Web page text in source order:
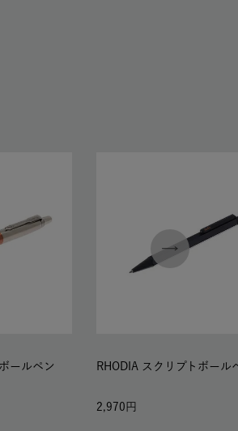
ールペン RHODIA スクリプトボール
2,970